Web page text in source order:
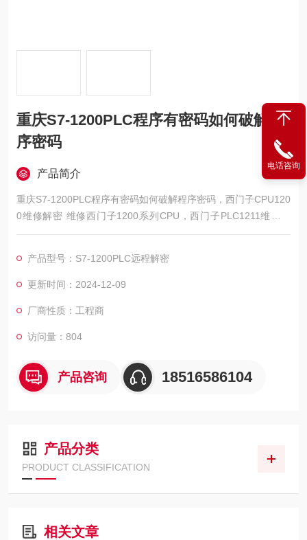
重庆S7-1200PLC程序有密码如何破解程
序密码
产品简介
重庆S7-1200PLC程序有密码如何破解程序密码，西门子CPU120
0维修解密 维修西门子1200系列CPU，西门子PLC1211维修解
密，西门子PLC1212维修解密，西门子PLC1214维修解密，西门
00维修解密，解密维修如上电所有指示灯不亮，全亮，开机无显
示，不通讯，通讯连接不上，通讯异常，通讯网口坏，西门子PL
产品型号：S7-1200PLC远程解密
更新时间：2024-12-09
厂商性质：工程商
访问量：804
产品咨询 18516586104
产品分类
PRODUCT CLASSIFICATION
相关文章
电话咨询